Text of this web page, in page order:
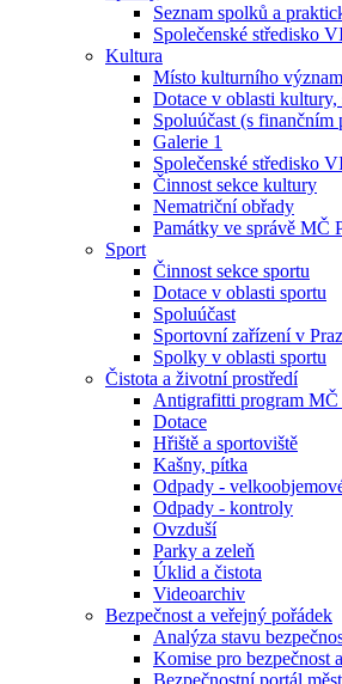
Seznam spolků a
Společenské středisko
Kultura
Místo kulturního
Dotace v oblasti
Spoluúčast (s finančním
Galerie 1
Společenské středisko
Činnost sekce kultury
Nematriční obřady
Památky ve správě MČ
Sport
Činnost sekce sportu
Dotace v oblasti sportu
Spoluúčast
Sportovní zařízení v
Spolky v oblasti sportu
Čistota a životní prostředí
Antigrafitti program MČ
Dotace
Hřiště a sportoviště
Kašny, pítka
Odpady -
Odpady - kontroly
Ovzduší
Parky a zeleň
Úklid a čistota
Videoarchiv
Bezpečnost a veřejný pořádek
Analýza stavu
Komise pro bezpečnost